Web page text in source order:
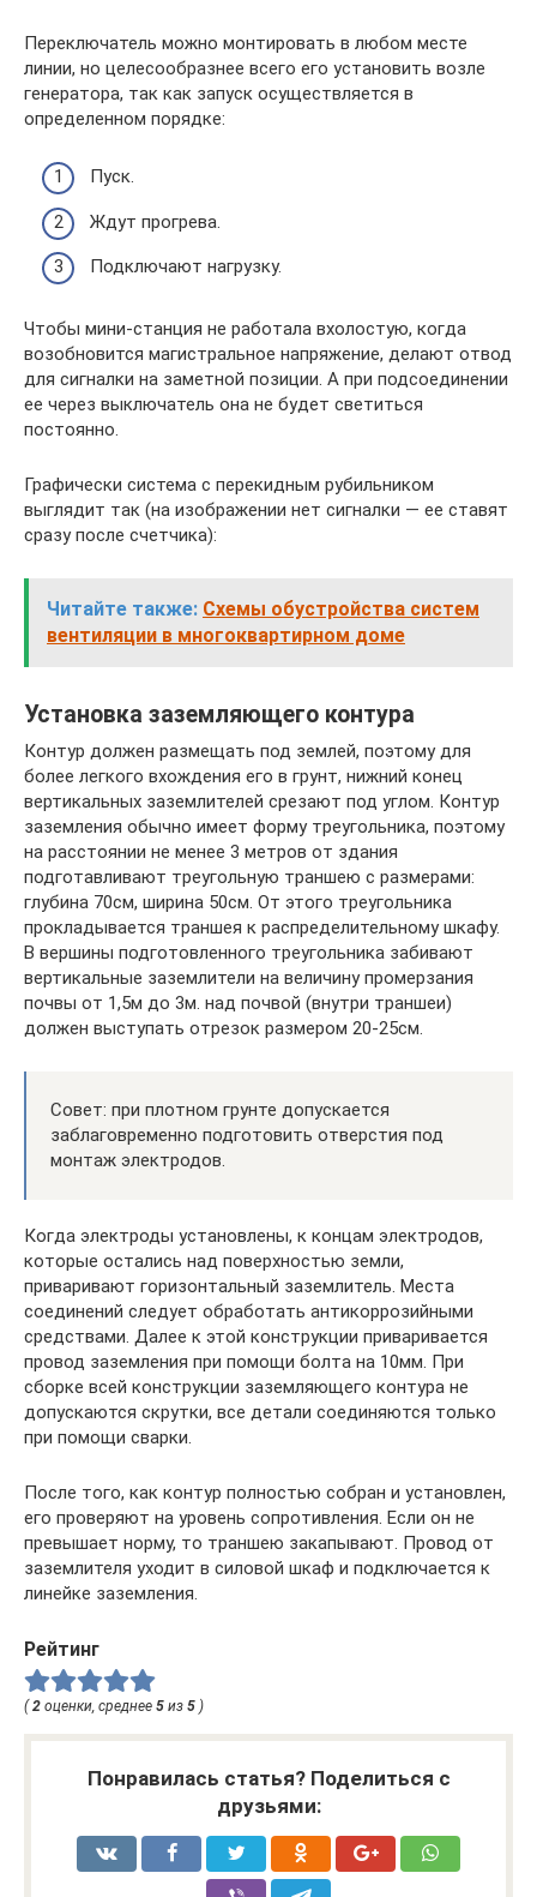
Переключатель можно монтировать в любом месте
линии, но целесообразнее всего его установить возле
генератора, так как запуск осуществляется в
определенном порядке:
Пуск.
Ждут прогрева.
Подключают нагрузку.
Чтобы мини-станция не работала вхолостую, когда
возобновится магистральное напряжение, делают отвод
для сигналки на заметной позиции. А при подсоединении
ее через выключатель она не будет светиться
постоянно.
Графически система с перекидным рубильником
выглядит так (на изображении нет сигналки — ее ставят
сразу после счетчика):
Читайте также: Схемы обустройства систем
вентиляции в многоквартирном доме
Установка заземляющего контура
Контур должен размещать под землей, поэтому для
более легкого вхождения его в грунт, нижний конец
вертикальных заземлителей срезают под углом. Контур
заземления обычно имеет форму треугольника, поэтому
на расстоянии не менее 3 метров от здания
подготавливают треугольную траншею с размерами:
глубина 70см, ширина 50см. От этого треугольника
прокладывается траншея к распределительному шкафу.
В вершины подготовленного треугольника забивают
вертикальные заземлители на величину промерзания
почвы от 1,5м до 3м. над почвой (внутри траншеи)
должен выступать отрезок размером 20-25см.
Совет: при плотном грунте допускается
заблаговременно подготовить отверстия под
монтаж электродов.
Когда электроды установлены, к концам электродов,
которые остались над поверхностью земли,
приваривают горизонтальный заземлитель. Места
соединений следует обработать антикоррозийными
средствами. Далее к этой конструкции приваривается
провод заземления при помощи болта на 10мм. При
сборке всей конструкции заземляющего контура не
допускаются скрутки, все детали соединяются только
при помощи сварки.
После того, как контур полностью собран и установлен,
его проверяют на уровень сопротивления. Если он не
превышает норму, то траншею закапывают. Провод от
заземлителя уходит в силовой шкаф и подключается к
линейке заземления.
Рейтинг
(2 оценки, среднее 5 из 5 )
Понравилась статья? Поделиться с
друзьями: